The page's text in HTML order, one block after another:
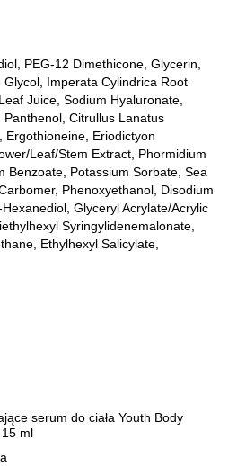
PEG-12 Dimethicone, Glycerin,
Imperata Cylindrica Root
Juice, Sodium Hyaluronate,
Citrullus Lanatus
Eriodictyon
Leaf/Stem Extract, Phormidium
Benzoate, Potassium Sorbate, Sea
Phenoxyethanol, Disodium
Glyceryl Acrylate/Acrylic
Syringylidenemalonate,
Ethylhexyl Salicylate,
serum do ciała Youth Body
ml